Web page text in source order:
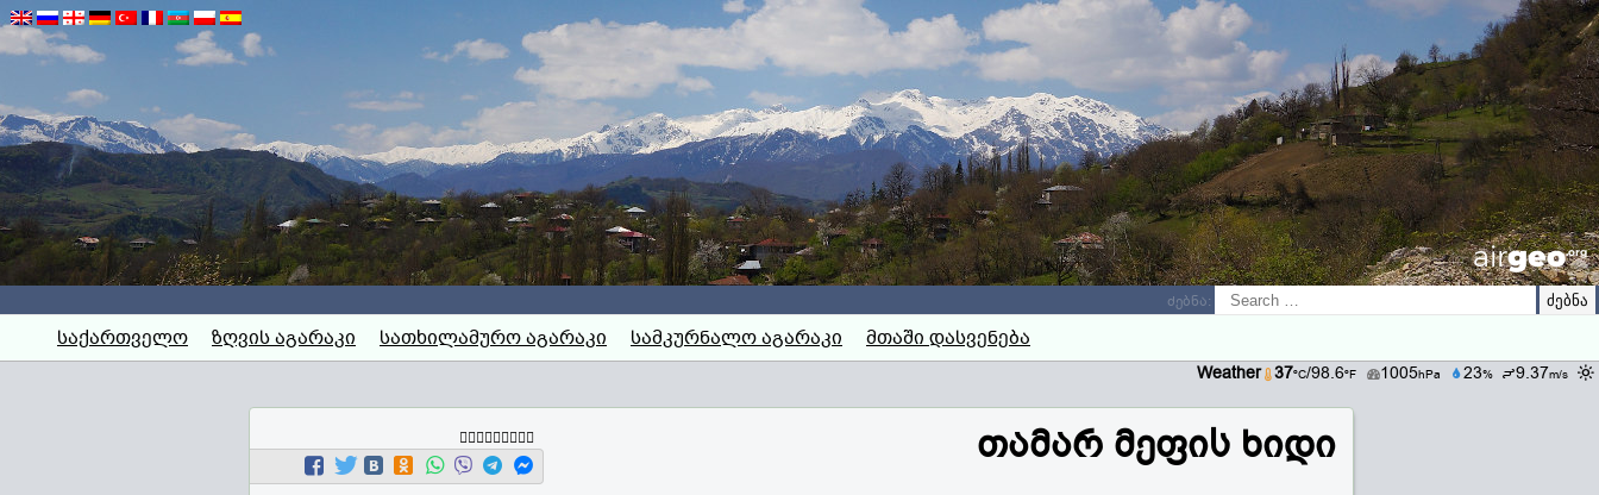
airGEO.oRg
ძებნა:
საქართველო ზღვის აგარაკი სათხილამურო აგარაკი სამკურნალო აგარაკი მთაში დასვენება
Weather 37ºC/98.6ºF 1005hPa 23% 9.37m/s
გააზიარეთ თამარ მეფის ხიდი